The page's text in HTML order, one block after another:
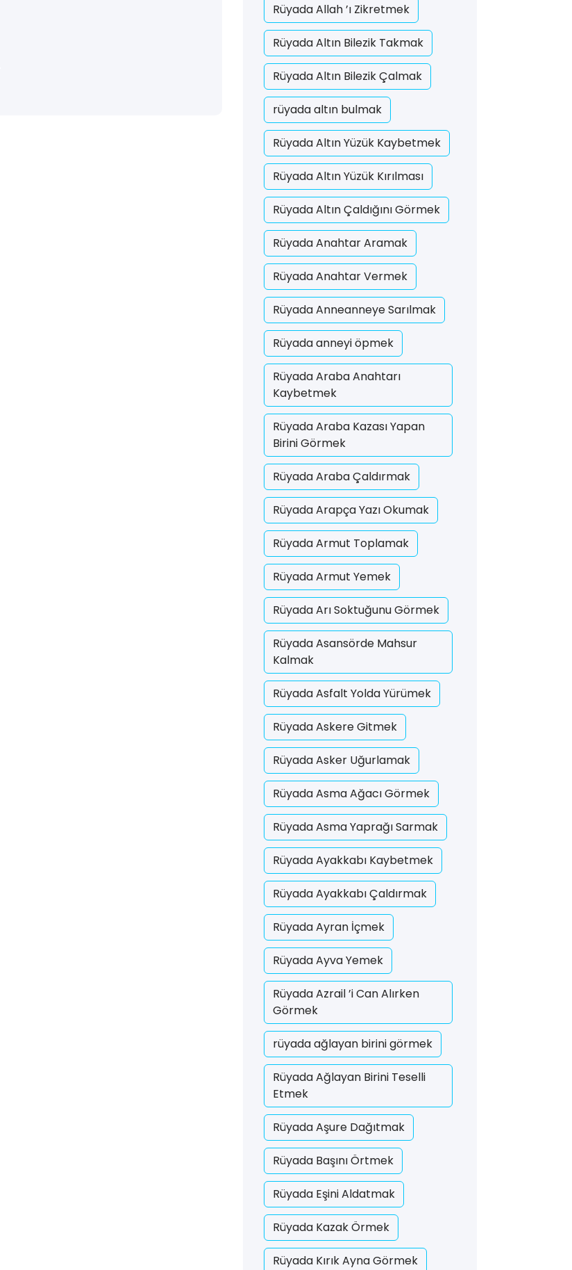
Rüyada Allah ’ı Zikretmek
Rüyada Altın Bilezik Takmak
Rüyada Altın Bilezik Çalmak
rüyada altın bulmak
Rüyada Altın Yüzük Kaybetmek
Rüyada Altın Yüzük Kırılması
Rüyada Altın Çaldığını Görmek
Rüyada Anahtar Aramak
Rüyada Anahtar Vermek
Rüyada Anneanneye Sarılmak
Rüyada anneyi öpmek
Rüyada Araba Anahtarı
Kaybetmek
Rüyada Araba Kazası Yapan
Birini Görmek
Rüyada Araba Çaldırmak
Rüyada Arapça Yazı Okumak
Rüyada Armut Toplamak
Rüyada Armut Yemek
Rüyada Arı Soktuğunu Görmek
Rüyada Asansörde Mahsur
Kalmak
Rüyada Asfalt Yolda Yürümek
Rüyada Askere Gitmek
Rüyada Asker Uğurlamak
Rüyada Asma Ağacı Görmek
Rüyada Asma Yaprağı Sarmak
Rüyada Ayakkabı Kaybetmek
Rüyada Ayakkabı Çaldırmak
Rüyada Ayran İçmek
Rüyada Ayva Yemek
Rüyada Azrail ’i Can Alırken
Görmek
rüyada ağlayan birini görmek
Rüyada Ağlayan Birini Teselli
Etmek
Rüyada Aşure Dağıtmak
Rüyada Başını Örtmek
Rüyada Eşini Aldatmak
Rüyada Kazak Örmek
Rüyada Kırık Ayna Görmek